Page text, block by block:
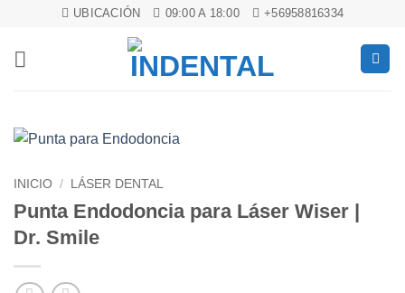
contenido
UBICACIÓN 09:00 A 18:00 +56958816334
INICIO / LÁSER DENTAL
Punta Endodoncia para Láser Wiser |
Dr. Smile